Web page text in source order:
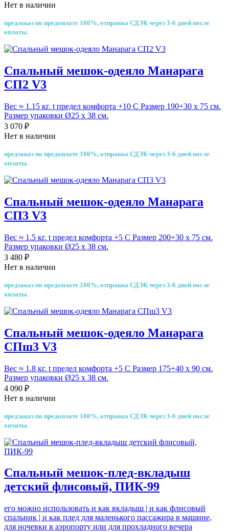
Нет в наличии
предзаказ по предоплате 100%, отправка СДЭК через 3-6 дней после
оплаты.
Спальный мешок-одеяло Манарага
СП2 V3
Вес ≈ 1.15 кг. t предел комфорта +10 С Размер 190+30 х 75 см.
Размер упаковки Ø25 х 38 см.
3 070 ₽
Нет в наличии
предзаказ по предоплате 100%, отправка СДЭК через 3-6 дней после
оплаты.
Спальный мешок-одеяло Манарага
СП3 V3
Вес ≈ 1.5 кг. t предел комфорта +5 С Размер 200+30 х 75 см.
Размер упаковки Ø25 х 38 см.
3 480 ₽
Нет в наличии
предзаказ по предоплате 100%, отправка СДЭК через 3-6 дней после
оплаты.
Спальный мешок-одеяло Манарага
СПш3 V3
Вес ≈ 1.8 кг. t предел комфорта +5 С Размер 175+40 х 90 см.
Размер упаковки Ø25 х 38 см.
4 090 ₽
Нет в наличии
предзаказ по предоплате 100%, отправка СДЭК через 3-6 дней после
оплаты.
Спальный мешок-плед-вкладыш
детский флисовый, ПИК-99
его можно использовать и как вкладыш | и как флисовый
спальник | и как плед для маленького пассажира в машине,
для ночевки в аэропорту или для прохладного вечера